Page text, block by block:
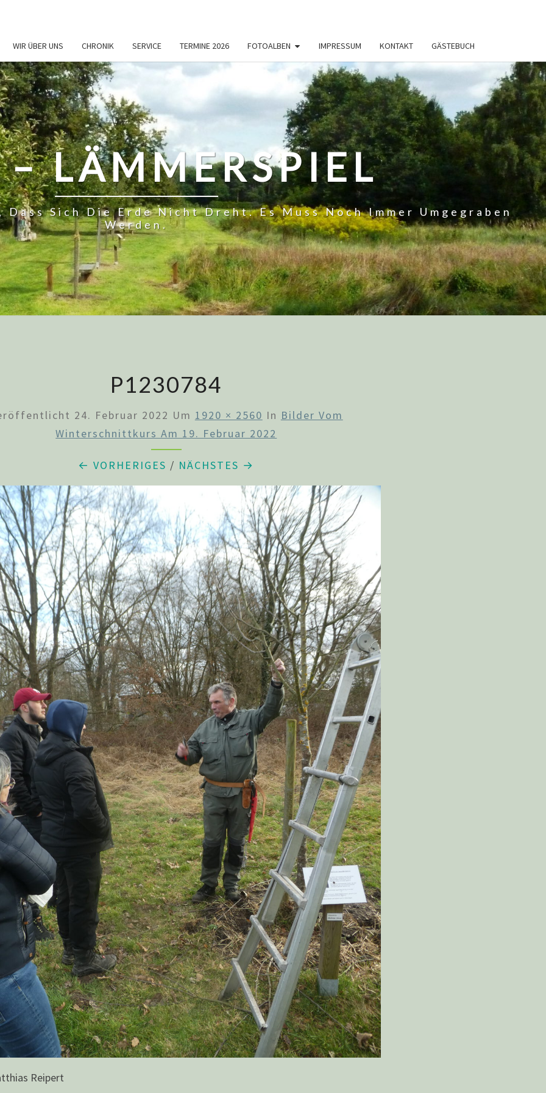
WIR ÜBER UNS CHRONIK SERVICE TERMINE 2026 FOTOALBEN IMPRESSUM KONTAKT GÄSTEBUCH
LÄMMERSPIEL
Sich Die Erde Nicht Dreht. Es Muss Noch Immer Umgegraben
Werden.
P1230784
24. Februar 2022 Um 1920 × 2560 In Bilder Vom
Winterschnittkurs Am 19. Februar 2022
← VORHERIGES / NÄCHSTES →
Reipert